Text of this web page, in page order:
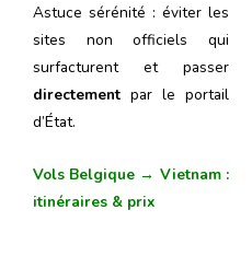
Astuce sérénité : éviter les
sites non officiels qui
surfacturent et passer
directement par le portail
d’État.
Vols Belgique → Vietnam :
itinéraires & prix